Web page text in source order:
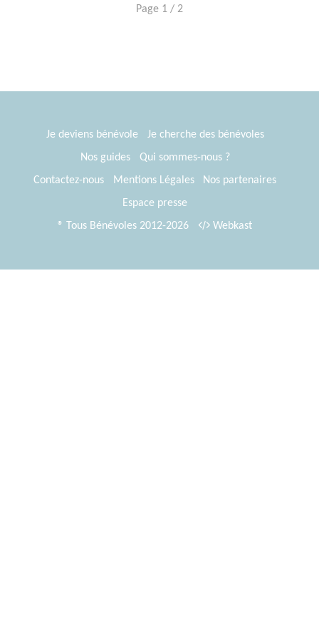
Page 1 / 2
Je deviens bénévole
Je cherche des bénévoles
Nos guides
Qui sommes-nous ?
Contactez-nous
Mentions Légales
Nos partenaires
Espace presse
® Tous Bénévoles 2012-2026
Webkast